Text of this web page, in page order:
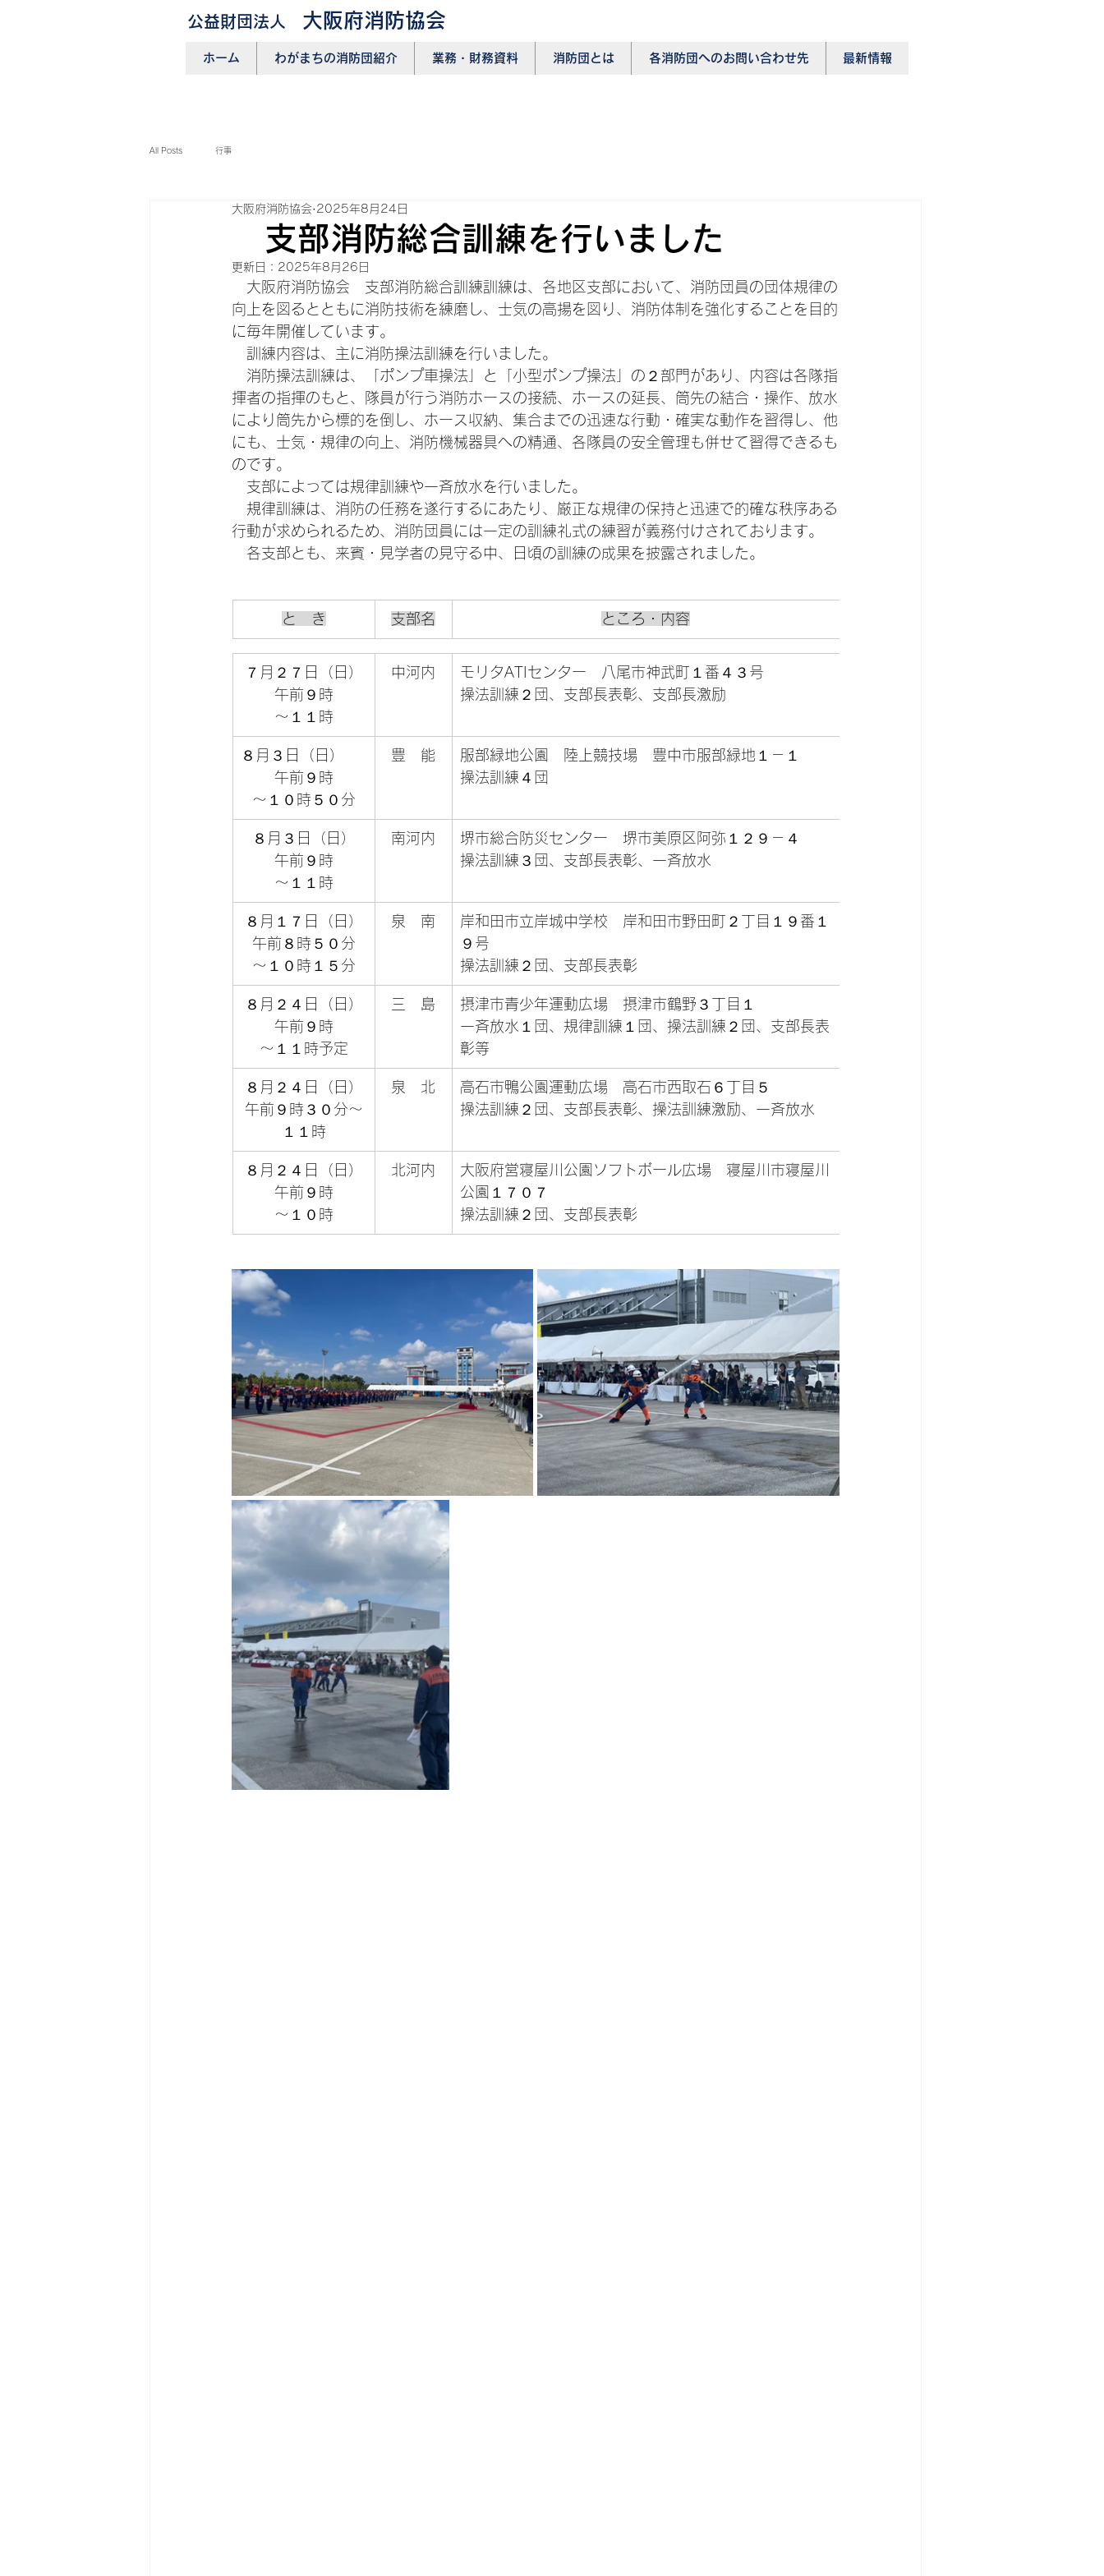
公益財団法人 大阪府消防協会
ホーム わがまちの消防団紹介 ​業務・財務資料 消防団とは 各消防団へのお問い合わせ先 最新情報
All Posts 行事
支部消防総合訓練を行いました
大阪府消防協会 2025年8月24日
更新日： 2025年8月26日
大阪府消防協会　支部消防総合訓練訓練は、各地区支部において、消防団員の団体規律の
向上を図るとともに消防技術を練磨し、士気の高揚を図り、消防体制を強化することを目的
に毎年開催しています。
訓練内容は、主に消防操法訓練を行いました。
消防操法訓練は、「ポンプ車操法」と「小型ポンプ操法」の２部門があり、内容は各隊指
揮者の指揮のもと、隊員が行う消防ホースの接続、ホースの延長、筒先の結合・操作、放水
により筒先から標的を倒し、ホース収納、集合までの迅速な行動・確実な動作を習得し、他
にも、士気・規律の向上、消防機械器具への精通、各隊員の安全管理も併せて習得できるも
のです。
支部によっては規律訓練や一斉放水を行いました。
規律訓練は、消防の任務を遂行するにあたり、厳正な規律の保持と迅速で的確な秩序ある
行動が求められるため、消防団員には一定の訓練礼式の練習が義務付けされております。
各支部とも、来賓・見学者の見守る中、日頃の訓練の成果を披露されました。
と　き 支部名 ところ・内容
７月２７日（日）
午前９時
～１１時
中河内
モリタATIセンター　八尾市神武町１番４３号
操法訓練２団、支部長表彰、支部長激励
８月３日（日）
午前９時
～１０時５０分
豊　能
服部緑地公園　陸上競技場　豊中市服部緑地１－１
操法訓練４団
８月３日（日）
午前９時
～１１時
南河内
堺市総合防災センター　堺市美原区阿弥１２９－４
操法訓練３団、支部長表彰、一斉放水
８月１７日（日）
午前８時５０分
～１０時１５分
泉　南
岸和田市立岸城中学校　岸和田市野田町２丁目１９番１
９号
操法訓練２団、支部長表彰
８月２４日（日）
午前９時
～１１時予定
三　島
摂津市青少年運動広場　摂津市鶴野３丁目１
一斉放水１団、規律訓練１団、操法訓練２団、支部長表
彰等
８月２４日（日）
午前９時３０分～
１１時
泉　北
高石市鴨公園運動広場　高石市西取石６丁目５
操法訓練２団、支部長表彰、操法訓練激励、一斉放水
８月２４日（日）
午前９時
～１０時
北河内
大阪府営寝屋川公園ソフトボール広場　寝屋川市寝屋川
公園１７０７
操法訓練２団、支部長表彰